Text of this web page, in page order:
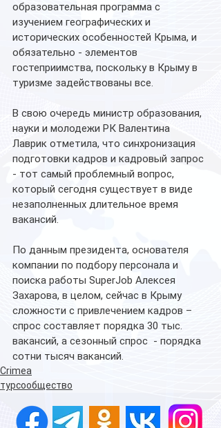
образовательная программа с
изучением географических и
исторических особенностей Крыма, и
обязательно - элементов
гостеприимства, поскольку в Крыму в
туризме задействованы все.
В свою очередь министр образования,
науки и молодежи РК Валентина
Лаврик отметила, что синхронизация
подготовки кадров и кадровый запрос
- тот самый проблемный вопрос,
который сегодня существует в виде
незаполненных длительное время
вакансий.
По данным президента, основателя
компании по подбору персонала и
поиска работы SuperJob Алексея
Захарова, в целом, сейчас в Крыму
сложности с привлечением кадров –
спрос составляет порядка 30 тыс.
вакансий, а сезонный спрос  - порядка
сотни тысяч вакансий.
Crimea
турсообщество